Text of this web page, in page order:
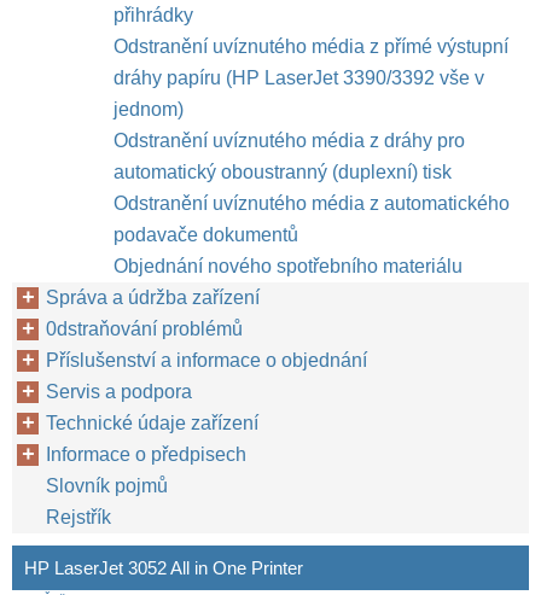
přihrádky
Odstranění uvíznutého média z přímé výstupní
dráhy papíru (HP LaserJet 3390/3392 vše v
jednom)
Odstranění uvíznutého média z dráhy pro
automatický oboustranný (duplexní) tisk
Odstranění uvíznutého média z automatického
podavače dokumentů
Objednání nového spotřebního materiálu
Správa a údržba zařízení
0dstraňování problémů
Příslušenství a informace o objednání
Servis a podpora
Technické údaje zařízení
Informace o předpisech
Slovník pojmů
Rejstřík
HP LaserJet 3052 All in One Printer